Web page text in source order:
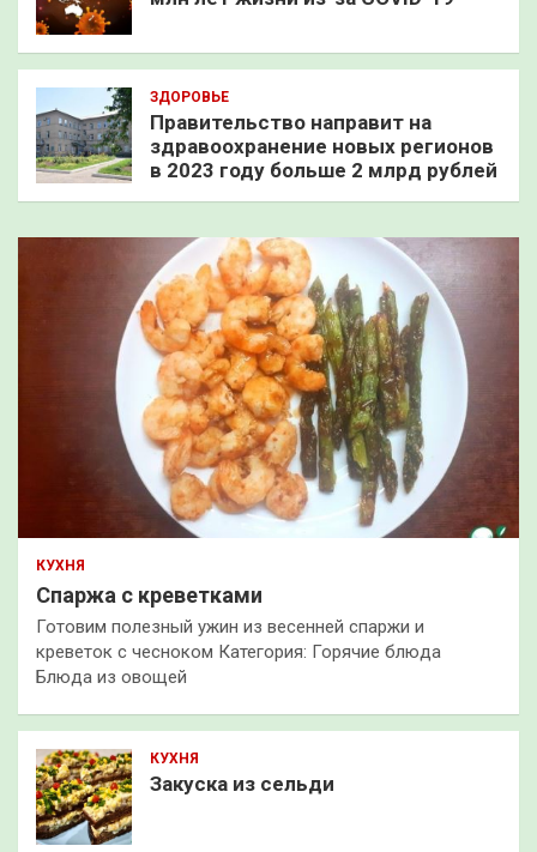
ЗДОРОВЬЕ
Правительство направит на
здравоохранение новых регионов
в 2023 году больше 2 млрд рублей
КУХНЯ
Спаржа с креветками
Готовим полезный ужин из весенней спаржи и
креветок с чесноком Категория: Горячие блюда
Блюда из овощей
КУХНЯ
Закуска из сельди